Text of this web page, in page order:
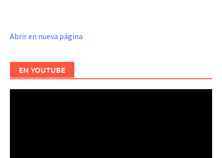
Abrir en nueva página
EN YOUTUBE